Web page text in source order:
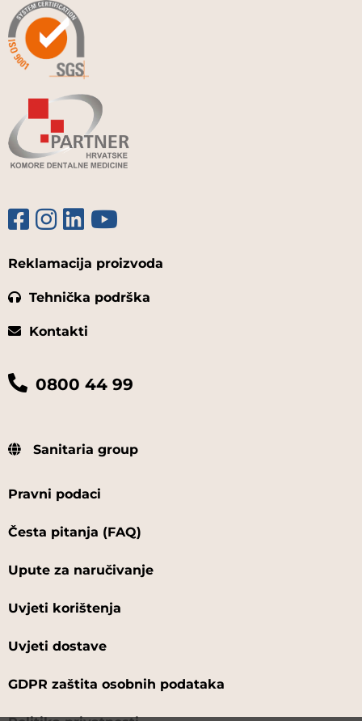
Reklamacija proizvoda
Tehnička podrška
Kontakti
0800 44 99
Sanitaria group
Pravni podaci
Česta pitanja (FAQ)
Upute za naručivanje
Uvjeti korištenja
Uvjeti dostave
GDPR zaštita osobnih podataka